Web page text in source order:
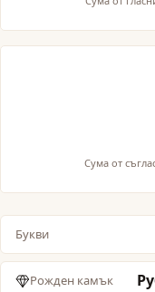
Сума от
Букви
Рожден камък